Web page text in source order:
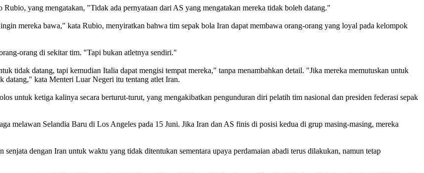
yang mengatakan, "Tidak ada pernyataan dari AS yang mengatakan mereka tidak boleh datang."
mereka bawa," kata Rubio, menyiratkan bahwa tim sepak bola Iran dapat membawa orang-orang yang loyal pada kelompok
orang di sekitar tim. "Tapi bukan atletnya sendiri."
tidak datang, tapi kemudian Italia dapat mengisi tempat mereka," tanpa menambahkan detail. "Jika mereka memutuskan untuk
datang," kata Menteri Luar Negeri itu tentang atlet Iran.
untuk ketiga kalinya secara berturut-turut, yang mengakibatkan pengunduran diri pelatih tim nasional dan presiden federasi sepak
melawan Selandia Baru di Los Angeles pada 15 Juni. Jika Iran dan AS finis di posisi kedua di grup masing-masing, mereka
dengan Iran untuk waktu yang tidak ditentukan sementara upaya perdamaian abadi terus dilakukan, namun tetap